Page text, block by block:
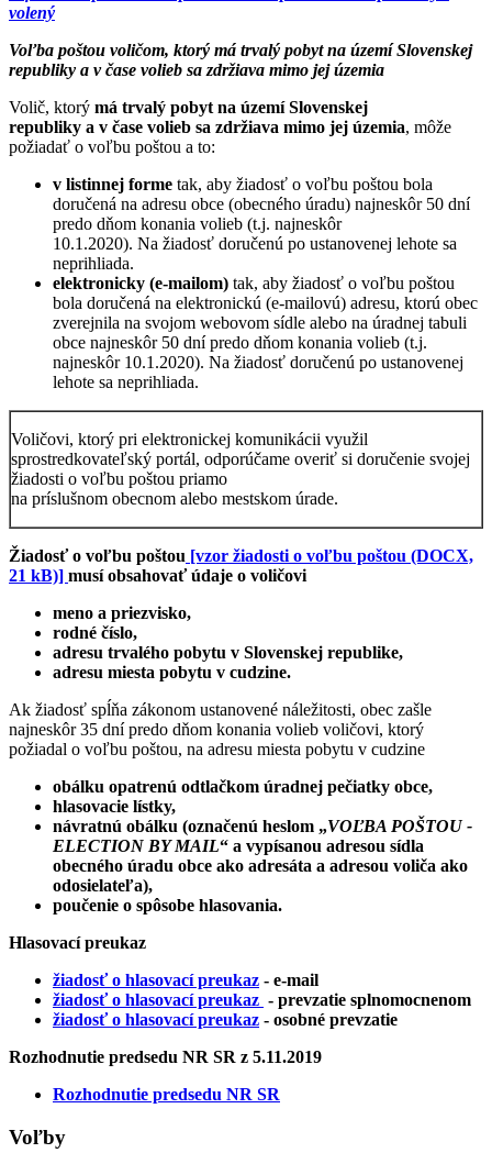
volený
Voľba poštou voličom, ktorý má trvalý pobyt na území Slovenskej
republiky a v čase volieb sa zdržiava mimo jej územia
Volič, ktorý má trvalý pobyt na území Slovenskej
republiky a v čase volieb sa zdržiava mimo jej územia, môže
požiadať o voľbu poštou a to:
v listinnej forme tak, aby žiadosť o voľbu poštou bola
doručená na adresu obce (obecného úradu) najneskôr 50 dní
predo dňom konania volieb (t.j. najneskôr
10.1.2020). Na žiadosť doručenú po ustanovenej lehote sa
neprihliada.
elektronicky (e-mailom) tak, aby žiadosť o voľbu poštou
bola doručená na elektronickú (e-mailovú) adresu, ktorú obec
zverejnila na svojom webovom sídle alebo na úradnej tabuli
obce najneskôr 50 dní predo dňom konania volieb (t.j.
najneskôr 10.1.2020). Na žiadosť doručenú po ustanovenej
lehote sa neprihliada.
Voličovi, ktorý pri elektronickej komunikácii využil
sprostredkovateľský portál, odporúčame overiť si doručenie svojej
žiadosti o voľbu poštou priamo
na príslušnom obecnom alebo mestskom úrade.
Žiadosť o voľbu poštou [vzor žiadosti o voľbu poštou (DOCX,
21 kB)] musí obsahovať údaje o voličovi
meno a priezvisko,
rodné číslo,
adresu trvalého pobytu v Slovenskej republike,
adresu miesta pobytu v cudzine.
Ak žiadosť spĺňa zákonom ustanovené náležitosti, obec zašle
najneskôr 35 dní predo dňom konania volieb voličovi, ktorý
požiadal o voľbu poštou, na adresu miesta pobytu v cudzine
obálku opatrenú odtlačkom úradnej pečiatky obce,
hlasovacie lístky,
návratnú obálku (označenú heslom „VOĽBA POŠTOU -
ELECTION BY MAIL“ a vypísanou adresou sídla
obecného úradu obce ako adresáta a adresou voliča ako
odosielateľa),
poučenie o spôsobe hlasovania.
Hlasovací preukaz
žiadosť o hlasovací preukaz - e-mail
žiadosť o hlasovací preukaz - prevzatie splnomocnenom
žiadosť o hlasovací preukaz - osobné prevzatie
Rozhodnutie predsedu NR SR z 5.11.2019
Rozhodnutie predsedu NR SR
Voľby